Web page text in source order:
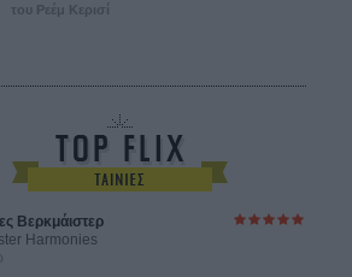
του Ρεέμ Κερισί
Βερκμάιστερ
Harmonies